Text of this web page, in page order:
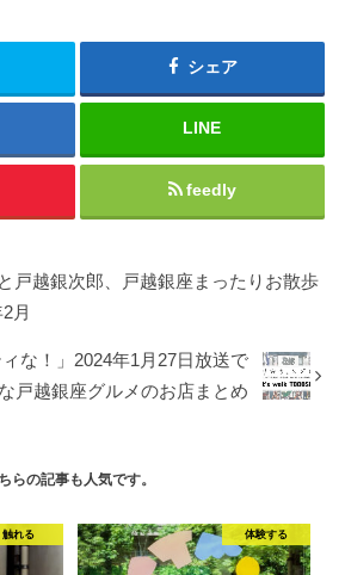
シェア
LINE
feedly
戸越銀次郎、戸越銀座まったりお散歩
月
な！」2024年1月27日放送で
戸越銀座グルメのお店まとめ
らの記事も人気です。
触れる 体験する